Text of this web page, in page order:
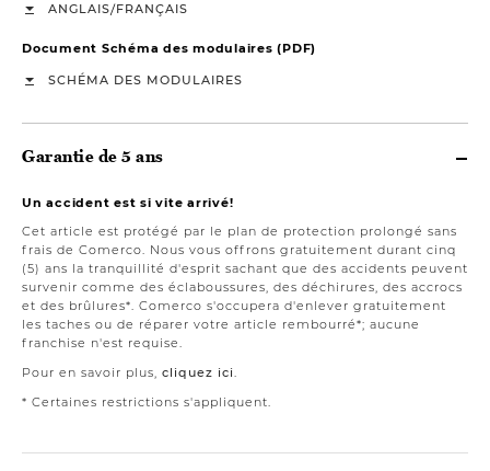
ANGLAIS/FRANÇAIS
Document Schéma des modulaires (PDF)
SCHÉMA DES MODULAIRES
Garantie de 5 ans
Un accident est si vite arrivé!
Cet article est protégé par le plan de protection prolongé sans
frais de Comerco. Nous vous offrons gratuitement durant cinq
(5) ans la tranquillité d'esprit sachant que des accidents peuvent
survenir comme des éclaboussures, des déchirures, des accrocs
et des brûlures*. Comerco s'occupera d'enlever gratuitement
les taches ou de réparer votre article rembourré*; aucune
franchise n'est requise.
Pour en savoir plus, cliquez ici.
* Certaines restrictions s'appliquent.